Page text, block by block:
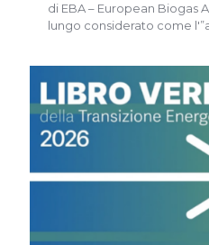
di EBA – European Biogas
lungo considerato come